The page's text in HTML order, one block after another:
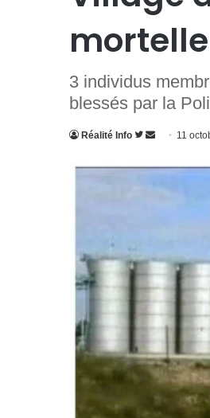
3 individus
blessés par la
Réalité Info
Suivre
Twitter
Envoyer
courriel
11